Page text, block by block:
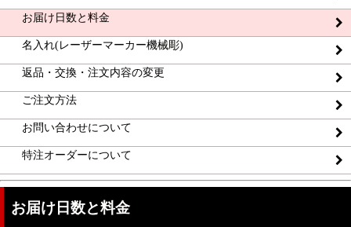
お届け日数と料金
名入れ(レーザーマーカー機械彫)
返品・交換・注文内容の変更
ご注文方法
お問い合わせについて
特注オーダーについて
お届け日数と料金